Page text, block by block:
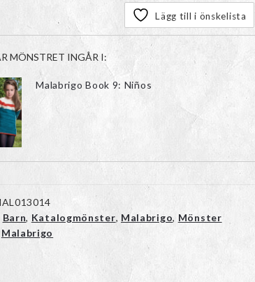
Lägg till i önskelista
MÖNSTRET INGÅR I:
Malabrigo Book 9: Niños
Barn, Katalogmönster, Malabrigo, Mönster
Malabrigo